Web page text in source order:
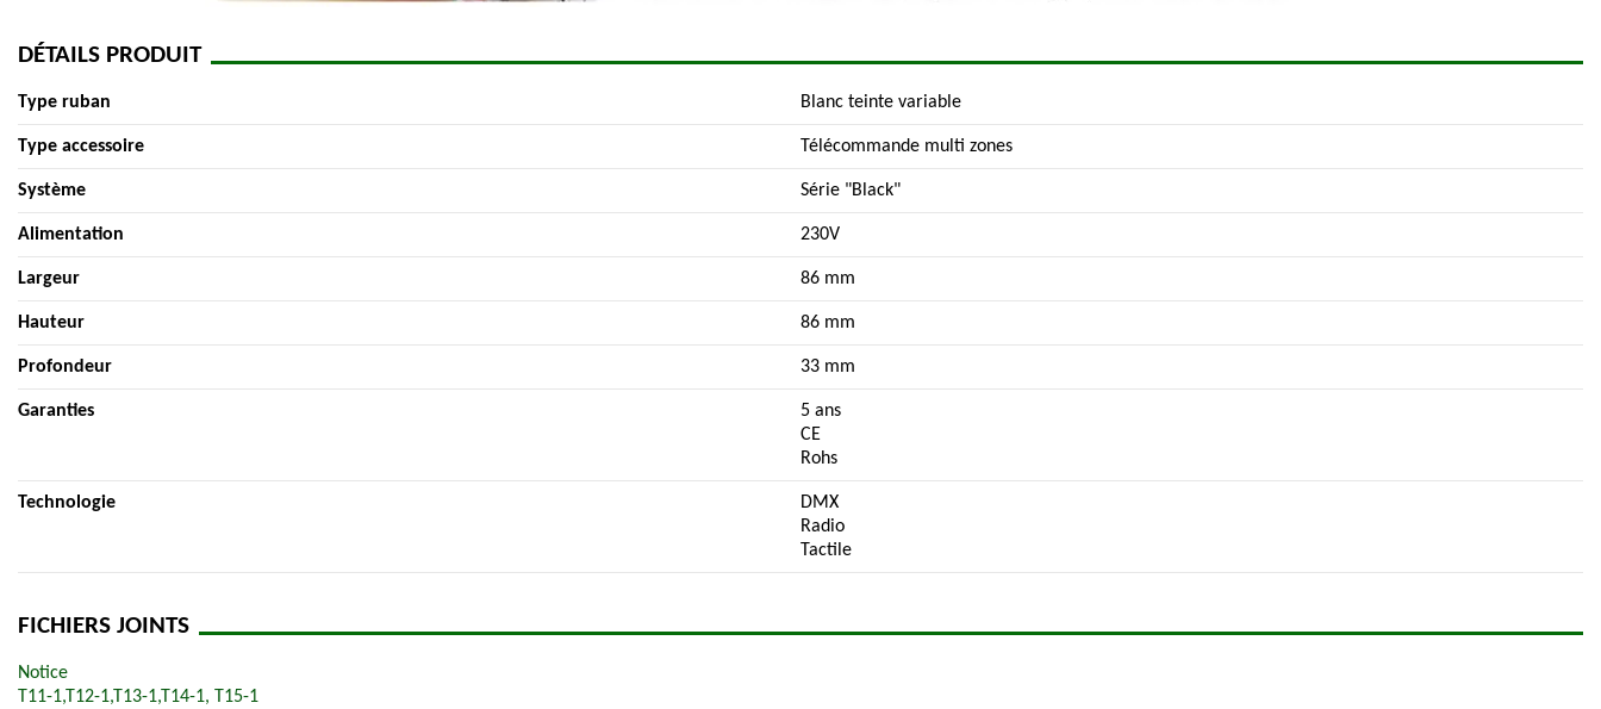
DÉTAILS PRODUIT
Type ruban Blanc teinte variable
Type accessoire Télécommande multi zones
Système Série "Black"
Alimentation 230V
Largeur 86 mm
Hauteur 86 mm
Profondeur 33 mm
Garanties
5 ans
CE
Rohs
Technologie
DMX
Radio
Tactile
FICHIERS JOINTS
Notice
T11-1,T12-1,T13-1,T14-1, T15-1